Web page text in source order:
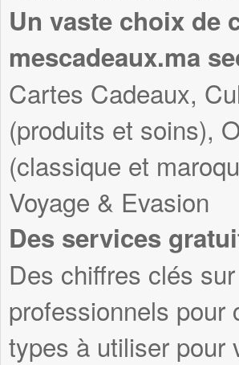
Un vaste choix de
mescadeaux.ma
Cartes Cadeaux,
(produits et soins),
(classique et
Voyage & Evasion
Des services
Des chiffres clés
professionnels pour
types à utiliser pour